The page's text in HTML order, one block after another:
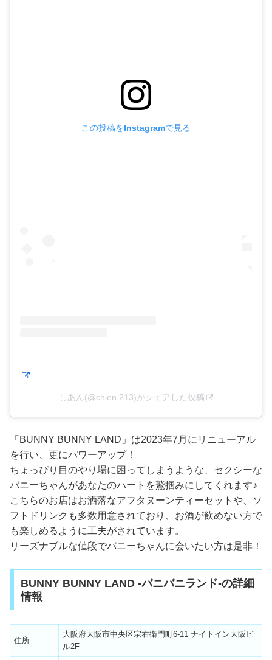
この投稿をInstagramで見る
しあん(@chien.213)がシェアした投稿
「BUNNY BUNNY LAND」は2023年7月にリニューアル
を行い、更にパワーアップ！
ちょっぴり目のやり場に困ってしまうような、セクシーな
バニーちゃんがあなたのハートを鷲掴みにしてくれます♪
こちらのお店はお洒落なアフタヌーンティーセットや、ソ
フトドリンクも多数用意されており、お酒が飲めない方で
も楽しめるように工夫がされています。
リーズナブルな値段でバニーちゃんに会いたい方は是非！
BUNNY BUNNY LAND -バニバニランド-の詳細
情報
住所
大阪府大阪市中央区宗右衛門町6-11 ナイトイン大阪ビ
ル2F